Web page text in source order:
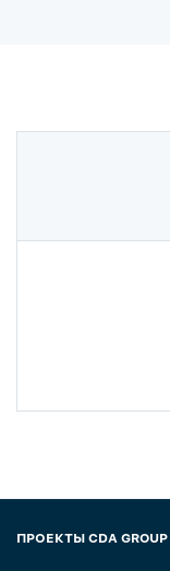
ПРОЕКТЫ CDA GROUP